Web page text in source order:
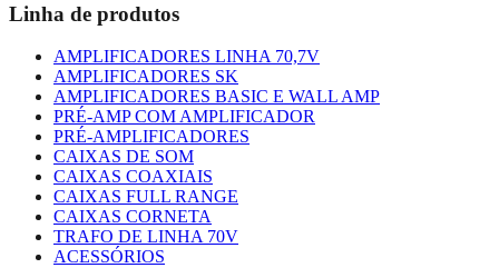
Linha de produtos
AMPLIFICADORES LINHA 70,7V
AMPLIFICADORES SK
AMPLIFICADORES BASIC E WALL AMP
PRÉ-AMP COM AMPLIFICADOR
PRÉ-AMPLIFICADORES
CAIXAS DE SOM
CAIXAS COAXIAIS
CAIXAS FULL RANGE
CAIXAS CORNETA
TRAFO DE LINHA 70V
ACESSÓRIOS